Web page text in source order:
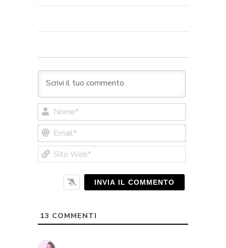
Web*
13 COMMENTI